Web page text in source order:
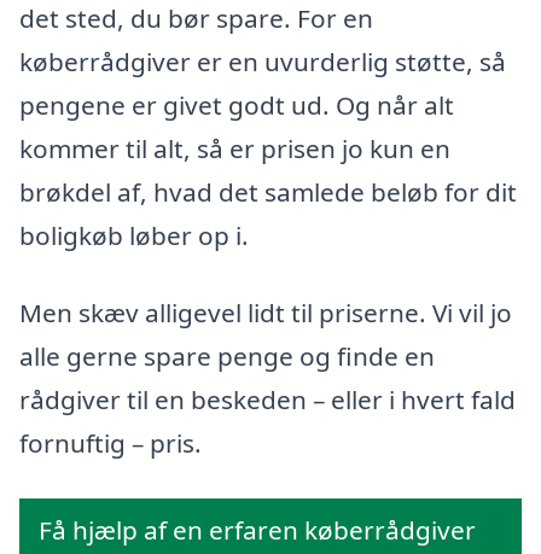
det sted, du bør spare. For en
køberrådgiver er en uvurderlig støtte, så
pengene er givet godt ud. Og når alt
kommer til alt, så er prisen jo kun en
brøkdel af, hvad det samlede beløb for dit
boligkøb løber op i.
Men skæv alligevel lidt til priserne. Vi vil jo
alle gerne spare penge og finde en
rådgiver til en beskeden – eller i hvert fald
fornuftig – pris.
Få hjælp af en erfaren køberrådgiver